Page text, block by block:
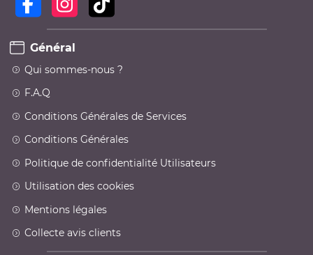
Général
Qui sommes-nous ?
F.A.Q
Conditions Générales de Services
Conditions Générales
Politique de confidentialité Utilisateurs
Utilisation des cookies
Mentions légales
Collecte avis clients